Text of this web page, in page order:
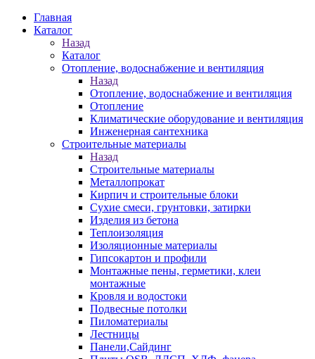
Главная
Каталог
Назад
Каталог
Отопление, водоснабжение и вентиляция
Назад
Отопление, водоснабжение и вентиляция
Отопление
Климатические оборудование и вентиляция
Инженерная сантехника
Строительные материалы
Назад
Строительные материалы
Металлопрокат
Кирпич и строительные блоки
Сухие смеси, грунтовки, затирки
Изделия из бетона
Теплоизоляция
Изоляционные материалы
Гипсокартон и профили
Монтажные пены, герметики, клеи
монтажные
Кровля и водостоки
Подвесные потолки
Пиломатериалы
Лестницы
Панели,Сайдинг